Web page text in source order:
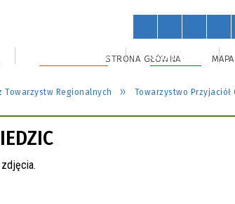
STRONA GŁÓWNA
Rada Powiatu Starostwo
Towarzystw Regionalnych Towarzystwo